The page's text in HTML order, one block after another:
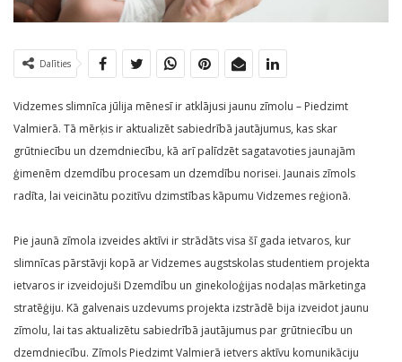
Dalīties
Vidzemes slimnīca jūlija mēnesī ir atklājusi jaunu zīmolu – Piedzimt
Valmierā. Tā mērķis ir aktualizēt sabiedrībā jautājumus, kas skar
grūtniecību un dzemdniecību, kā arī palīdzēt sagatavoties jaunajām
ģimenēm dzemdību procesam un dzemdību norisei. Jaunais zīmols
radīta, lai veicinātu pozitīvu dzimstības kāpumu Vidzemes reģionā.
Pie jaunā zīmola izveides aktīvi ir strādāts visa šī gada ietvaros, kur
slimnīcas pārstāvji kopā ar Vidzemes augstskolas studentiem projekta
ietvaros ir izveidojuši Dzemdību un ginekoloģijas nodaļas mārketinga
stratēģiju. Kā galvenais uzdevums projekta izstrādē bija izveidot jaunu
zīmolu, lai tas aktualizētu sabiedrībā jautājumus par grūtniecību un
dzemdniecību. Zīmols Piedzimt Valmierā ietvers aktīvu komunikāciju